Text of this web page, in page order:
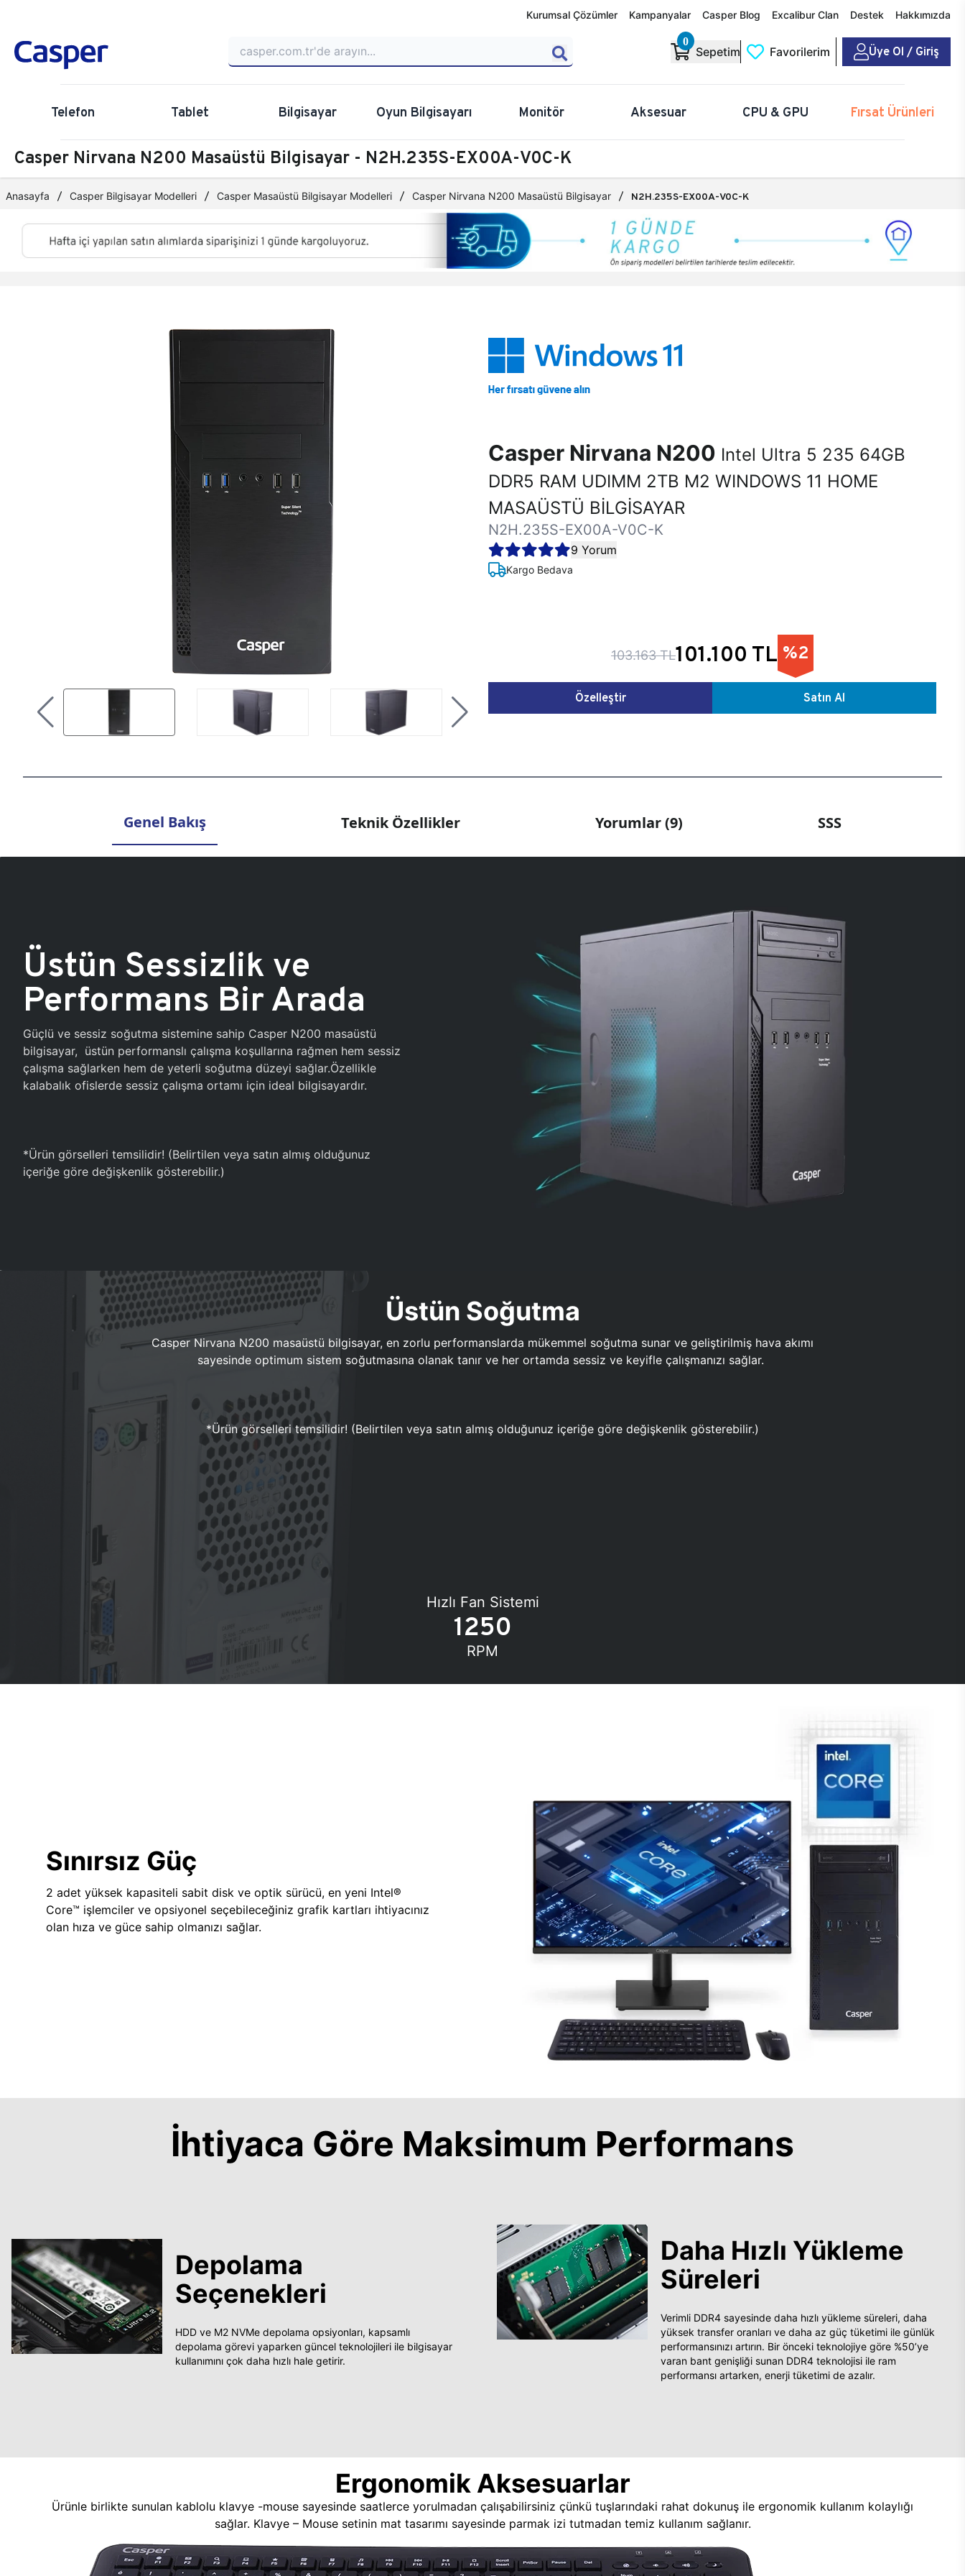
Kurumsal Çözümler Kampanyalar Casper Blog Excalibur Clan Destek Hakkımızda
0
Sepetim Favorilerim Üye Ol / Giriş
Telefon Tablet Bilgisayar Oyun Bilgisayarı Monitör Aksesuar CPU & GPU Fırsat Ürünleri
Casper Nirvana N200 Masaüstü Bilgisayar - N2H.235S-EX00A-V0C-K
Anasayfa Casper Bilgisayar Modelleri Casper Masaüstü Bilgisayar Modelleri Casper Nirvana N200 Masaüstü Bilgisayar N2H.235S-EX00A-V0C-K
Casper Nirvana N200 Intel Ultra 5 235 64GB
DDR5 RAM UDIMM 2TB M2 WINDOWS 11 HOME
MASAÜSTÜ BİLGİSAYAR
N2H.235S-EX00A-V0C-K
9 Yorum
Kargo Bedava
103.163 TL101.100 TL %2
Özelleştir Satın Al
Genel Bakış Teknik Özellikler Yorumlar (9) SSS
Üstün Sessizlik ve
Performans Bir Arada
Güçlü ve sessiz soğutma sistemine sahip Casper N200 masaüstü
bilgisayar, üstün performanslı çalışma koşullarına rağmen hem sessiz
çalışma sağlarken hem de yeterli soğutma düzeyi sağlar.Özellikle
kalabalık ofislerde sessiz çalışma ortamı için ideal bilgisayardır.
*Ürün görselleri temsilidir! (Belirtilen veya satın almış olduğunuz
içeriğe göre değişkenlik gösterebilir.)
Üstün Soğutma
Casper Nirvana N200 masaüstü bilgisayar, en zorlu performanslarda mükemmel soğutma sunar ve geliştirilmiş hava akımı
sayesinde optimum sistem soğutmasına olanak tanır ve her ortamda sessiz ve keyifle çalışmanızı sağlar.
*Ürün görselleri temsilidir! (Belirtilen veya satın almış olduğunuz içeriğe göre değişkenlik gösterebilir.)
Hızlı Fan Sistemi
1250
RPM
Sınırsız Güç
2 adet yüksek kapasiteli sabit disk ve optik sürücü, en yeni Intel®
Core™ işlemciler ve opsiyonel seçebileceğiniz grafik kartları ihtiyacınız
olan hıza ve güce sahip olmanızı sağlar.
İhtiyaca Göre Maksimum Performans
Depolama
Seçenekleri
HDD ve M2 NVMe depolama opsiyonları, kapsamlı
depolama görevi yaparken güncel teknolojileri ile bilgisayar
kullanımını çok daha hızlı hale getirir.
Daha Hızlı Yükleme
Süreleri
Verimli DDR4 sayesinde daha hızlı yükleme süreleri, daha
yüksek transfer oranları ve daha az güç tüketimi ile günlük
performansınızı artırın. Bir önceki teknolojiye göre %50’ye
varan bant genişliği sunan DDR4 teknolojisi ile ram
performansı artarken, enerji tüketimi de azalır.
Ergonomik Aksesuarlar
Ürünle birlikte sunulan kablolu klavye -mouse sayesinde saatlerce yorulmadan çalışabilirsiniz çünkü tuşlarındaki rahat dokunuş ile ergonomik kullanım kolaylığı
sağlar. Klavye – Mouse setinin mat tasarımı sayesinde parmak izi tutmadan temiz kullanım sağlanır.